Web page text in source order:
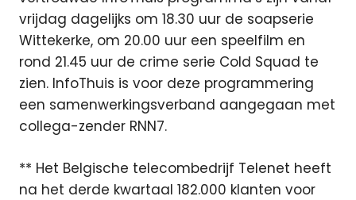
vrijdag dagelijks om 18.30 uur de soapserie
Wittekerke, om 20.00 uur een speelfilm en
rond 21.45 uur de crime serie Cold Squad te
zien. InfoThuis is voor deze programmering
een samenwerkingsverband aangegaan met
collega-zender RNN7.
** Het Belgische telecombedrijf Telenet heeft
na het derde kwartaal 182.000 klanten voor